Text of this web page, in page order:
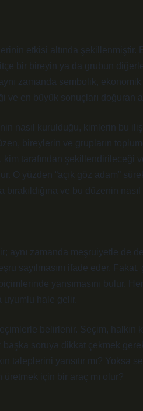
etkisi altında şekillenmiştir.
bir bireyin ya da grubun
zamanda sembolik,
en büyük sonuçları doğuran
nasıl kurulduğu, kimlerin bu
bireylerin ve grupların
tarafından şekillendirileceği
O yüzden “açık göz adam”
ve bu düzenin
aynı zamanda meşruiyetle de
sayılmasını ifade eder.
yansımasını bulur.
uyumlu hale gelir.
belirlenir. Seçim,
soruya dikkat çekmek
taleplerini yansıtır mı? Yoksa
üretmek için bir araç mı olur?